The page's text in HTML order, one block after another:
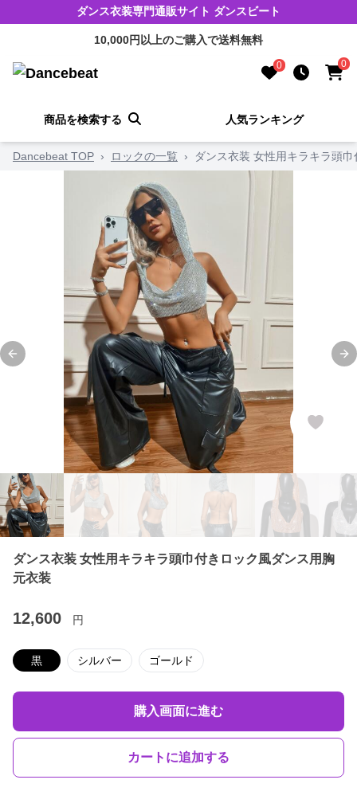
ダンス衣装専門通販サイト ダンスビート
10,000円以上のご購入で送料無料
0 0
商品を検索する 人気ランキング
Dancebeat TOP › ロックの一覧 › ダンス衣装 女性用キラキラ頭
Previous slide
ダンス衣装 女性用キラキラ頭巾付きロック風ダンス用胸
元衣装
12,600 円
黒 シルバー ゴールド
購入画面に進む
カートに追加する